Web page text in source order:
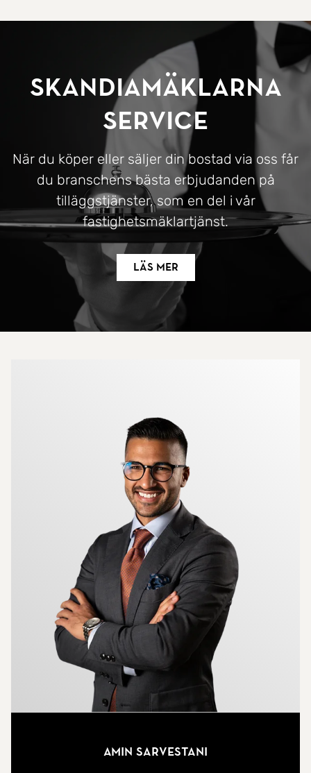
SkandiaMäklarna
Service
När du köper eller säljer din bostad via oss får
du branschens bästa erbjudanden på
tilläggstjänster, som en del i vår
fastighetsmäklartjänst.
Läs mer
Amin Sarvestani